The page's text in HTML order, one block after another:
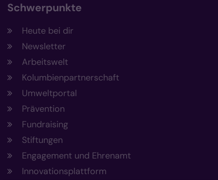
Schwerpunkte
Heute bei dir
Newsletter
Arbeitswelt
Kolumbienpartnerschaft
Umweltportal
Prävention
Fundraising
Stiftungen
Engagement und Ehrenamt
Innovationsplattform